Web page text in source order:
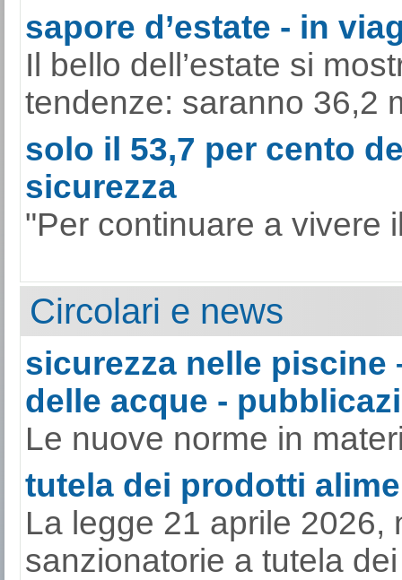
sapore d’estate - in
Il bello dell’estate si
tendenze: saranno 36,2
solo il 53,7 per cento
sicurezza
"Per continuare a vivere
Circolari e news
sicurezza nelle piscine
delle acque -
Le nuove norme in
tutela dei prodotti
La legge 21 aprile 2026,
sanzionatorie a tutela